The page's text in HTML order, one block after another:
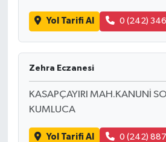
Yol Tarifi Al 0 (242)
Zehra Eczanesi
KASAPÇAYIRI MAH.KANUNİ
KUMLUCA
Yol Tarifi Al 0 (242)